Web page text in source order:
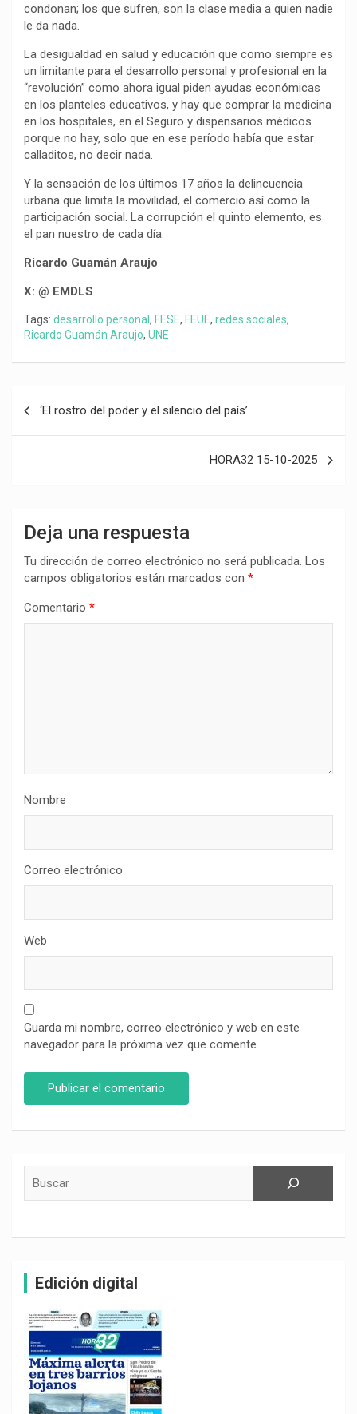
condonan; los que sufren, son la clase media a quien nadie
le da nada.
La desigualdad en salud y educación que como siempre es
un limitante para el desarrollo personal y profesional en la
“revolución” como ahora igual piden ayudas económicas
en los planteles educativos, y hay que comprar la medicina
en los hospitales, en el Seguro y dispensarios médicos
porque no hay, solo que en ese período había que estar
calladitos, no decir nada.
Y la sensación de los últimos 17 años la delincuencia
urbana que limita la movilidad, el comercio así como la
participación social. La corrupción el quinto elemento, es
el pan nuestro de cada día.
Ricardo Guamán Araujo
X: @ EMDLS
Tags: desarrollo personal , FESE, FEUE, redes sociales,
Ricardo Guamán Araujo, UNE
‘El rostro del poder y el silencio del país’
HORA32 15-10-2025
Deja una respuesta
Tu dirección de correo electrónico no será publicada. Los
campos obligatorios están marcados con *
Comentario *
Nombre
Correo electrónico
Web
Guarda mi nombre, correo electrónico y web en este
navegador para la próxima vez que comente.
Edición digital